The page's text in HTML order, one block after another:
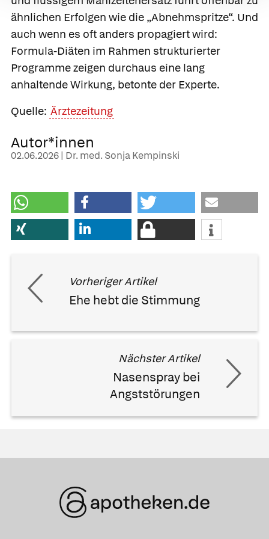
ähnlichen Erfolgen wie die „Abnehmspritze“. Und
auch wenn es oft anders propagiert wird:
Formula-Diäten im Rahmen strukturierter
Programme zeigen durchaus eine lang
anhaltende Wirkung, betonte der Experte.
Quelle: Ärztezeitung
Autor*innen
02.06.2026 | Dr. med. Sonja Kempinski
Vorheriger Artikel
Ehe hebt die Stimmung
Nächster Artikel
Nasenspray bei
Angststörungen